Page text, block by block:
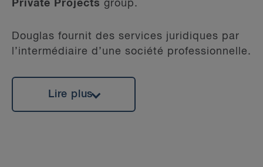
Private Projects group.
Douglas fournit des services juridiques par
l’intermédiaire d’une société professionnelle.
Lire plus